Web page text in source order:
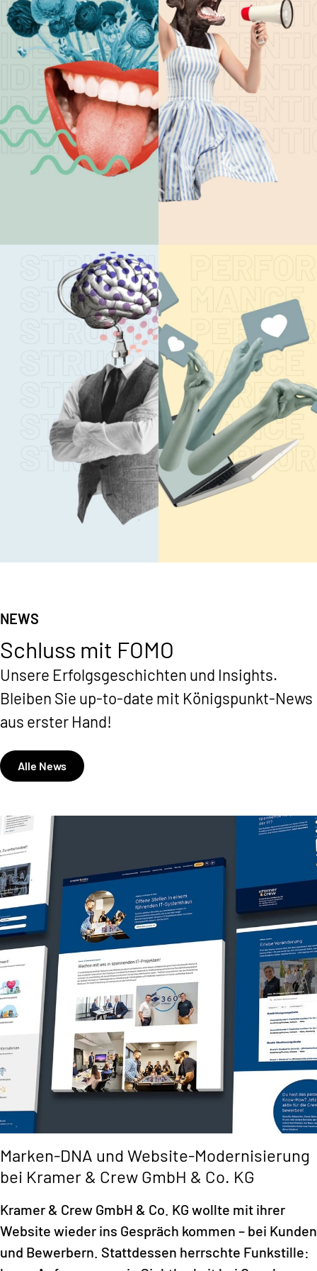
CONSULTING
STRATEGIE
Mehr lesen
INFRASTRUKTUR
Mehr lesen
NEWS
Schluss mit FOMO
Unsere Erfolgsgeschichten und Insights.
Bleiben Sie up-to-date mit Königspunkt-News
aus erster Hand!
Alle News
Marken-DNA und Website-Modernisierung
bei Kramer & Crew GmbH & Co. KG
Kramer & Crew GmbH & Co. KG wollte mit ihrer
Website wieder ins Gespräch kommen – bei Kunden
und Bewerbern. Stattdessen herrschte Funkstille: